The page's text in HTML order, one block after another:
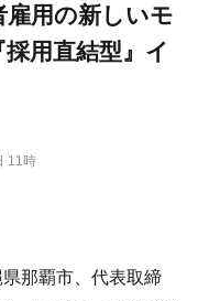
11時
用の新しいモ
用直結型』イ
那覇市、代表取締